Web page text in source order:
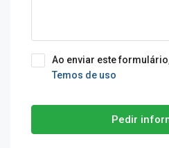
Ao enviar este
Temos de uso
Pedir